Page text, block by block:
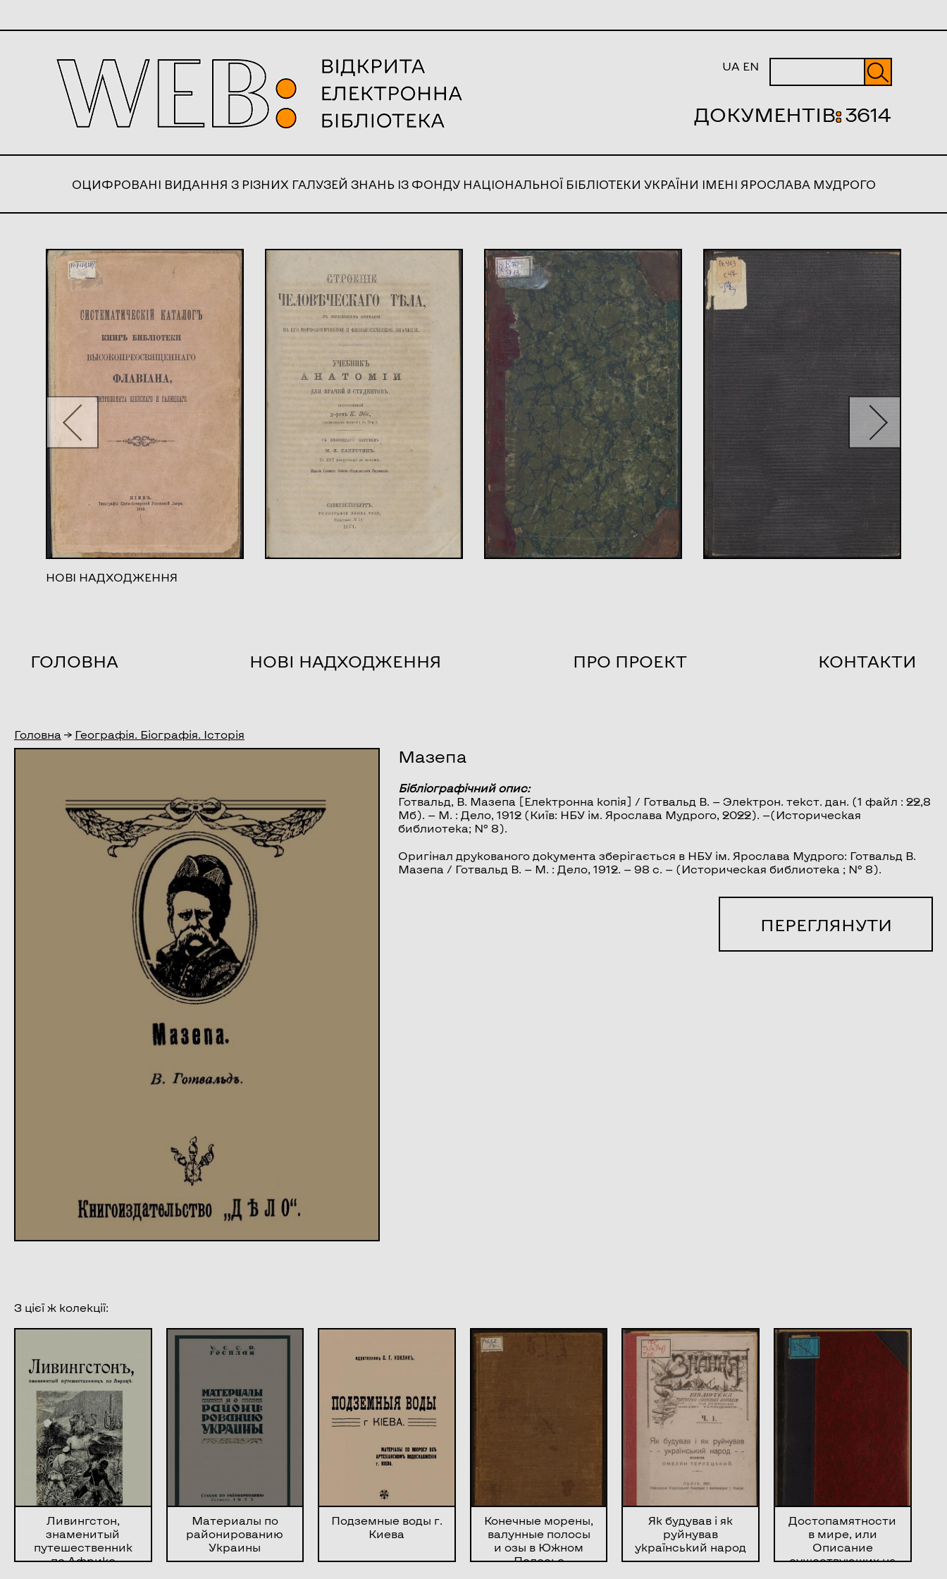
UA EN
ДОКУМЕНТІВ:3614
ОЦИФРОВАНІ ВИДАННЯ З РІЗНИХ ГАЛУЗЕЙ ЗНАНЬ ІЗ ФОНДУ НАЦІОНАЛЬНОЇ БІБЛІОТЕКИ УКРАЇНИ ІМЕНІ ЯРОСЛАВА МУДРОГО
НОВІ НАДХОДЖЕННЯ
ГОЛОВНА НОВІ НАДХОДЖЕННЯ ПРО ПРОЕКТ КОНТАКТИ
Головна → Географія. Біографія. Історія
Мазепа
Бібліографічний опис:
Готвальд, В. Мазепа [Електронна копія] / Готвальд В. — Электрон. текст. дан. (1 файл : 22,8
Мб). — М. : Дело, 1912 (Київ: НБУ ім. Ярослава Мудрого, 2022). —(Историческая
библиотека; № 8).
Оригінал друкованого документа зберігається в НБУ ім. Ярослава Мудрого: Готвальд В.
Мазепа / Готвальд В. — М. : Дело, 1912. — 98 с. — (Историческая библиотека ; № 8).
ПЕРЕГЛЯНУТИ
З цієї ж колекції:
Ливингстон,
знаменитый
путешественник
по Африке
Материалы по
районированию
Украины
Подземные воды г.
Киева
Конечные морены,
валунные полосы
и озы в Южном
Полесье
Як будував і як
руйнував
український народ
Достопамятности
в мире, или
Описание
существующих на